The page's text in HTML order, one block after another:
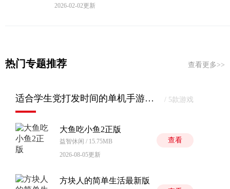
2026-02-02更新
热门专题推荐 查看更多>>
适合学生党打发时间的单机手游精选 / 5款游戏
大鱼吃小鱼2正版
益智休闲 / 15.75MB
2026-08-05更新
查看
方块人的简单生活最新版